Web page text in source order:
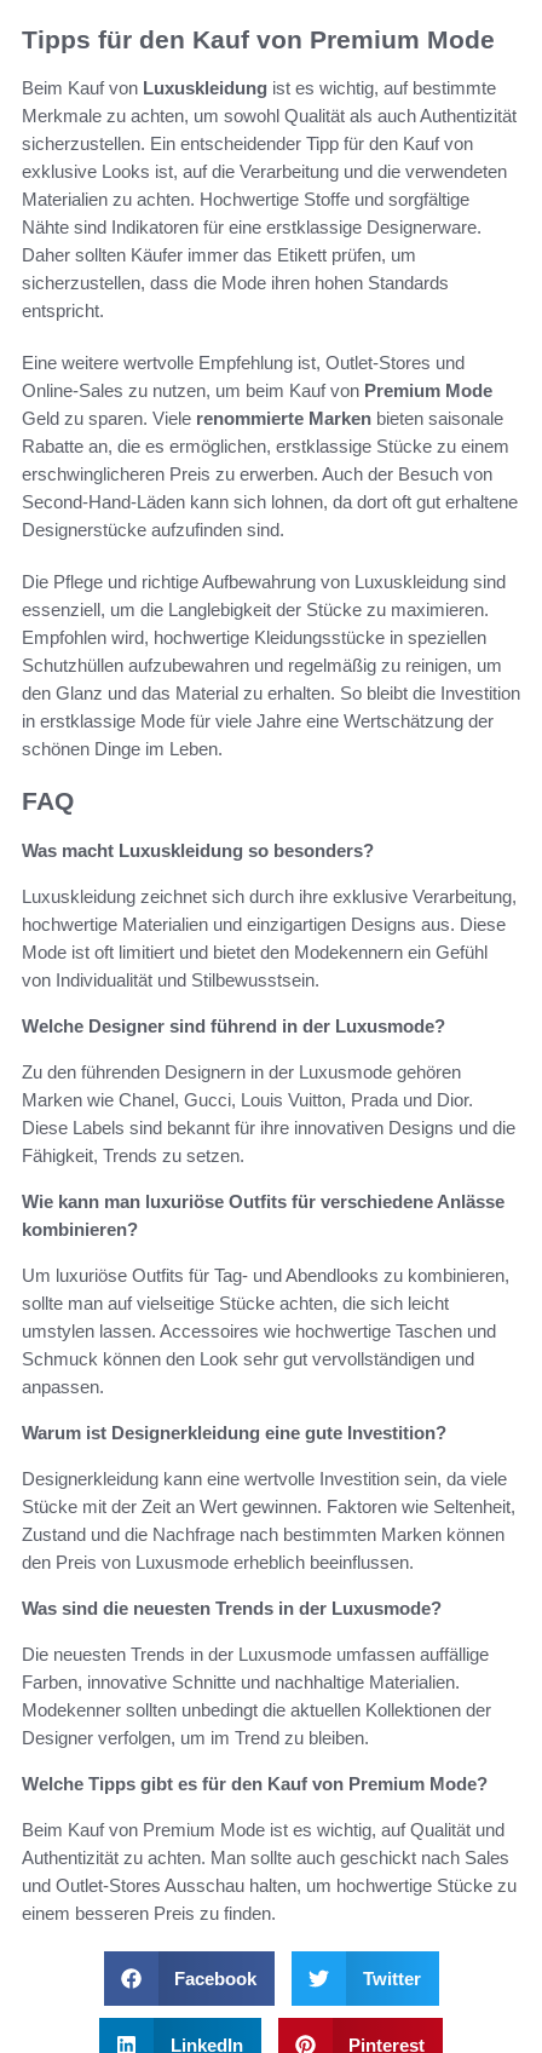
Tipps für den Kauf von Premium Mode
Beim Kauf von Luxuskleidung ist es wichtig, auf bestimmte
Merkmale zu achten, um sowohl Qualität als auch Authentizität
sicherzustellen. Ein entscheidender Tipp für den Kauf von
exklusive Looks ist, auf die Verarbeitung und die verwendeten
Materialien zu achten. Hochwertige Stoffe und sorgfältige
Nähte sind Indikatoren für eine erstklassige Designerware.
Daher sollten Käufer immer das Etikett prüfen, um
sicherzustellen, dass die Mode ihren hohen Standards
entspricht.
Eine weitere wertvolle Empfehlung ist, Outlet-Stores und
Online-Sales zu nutzen, um beim Kauf von Premium Mode
Geld zu sparen. Viele renommierte Marken bieten saisonale
Rabatte an, die es ermöglichen, erstklassige Stücke zu einem
erschwinglicheren Preis zu erwerben. Auch der Besuch von
Second-Hand-Läden kann sich lohnen, da dort oft gut erhaltene
Designerstücke aufzufinden sind.
Die Pflege und richtige Aufbewahrung von Luxuskleidung sind
essenziell, um die Langlebigkeit der Stücke zu maximieren.
Empfohlen wird, hochwertige Kleidungsstücke in speziellen
Schutzhüllen aufzubewahren und regelmäßig zu reinigen, um
den Glanz und das Material zu erhalten. So bleibt die Investition
in erstklassige Mode für viele Jahre eine Wertschätzung der
schönen Dinge im Leben.
FAQ
Was macht Luxuskleidung so besonders?
Luxuskleidung zeichnet sich durch ihre exklusive Verarbeitung,
hochwertige Materialien und einzigartigen Designs aus. Diese
Mode ist oft limitiert und bietet den Modekennern ein Gefühl
von Individualität und Stilbewusstsein.
Welche Designer sind führend in der Luxusmode?
Zu den führenden Designern in der Luxusmode gehören
Marken wie Chanel, Gucci, Louis Vuitton, Prada und Dior.
Diese Labels sind bekannt für ihre innovativen Designs und die
Fähigkeit, Trends zu setzen.
Wie kann man luxuriöse Outfits für verschiedene Anlässe
kombinieren?
Um luxuriöse Outfits für Tag- und Abendlooks zu kombinieren,
sollte man auf vielseitige Stücke achten, die sich leicht
umstylen lassen. Accessoires wie hochwertige Taschen und
Schmuck können den Look sehr gut vervollständigen und
anpassen.
Warum ist Designerkleidung eine gute Investition?
Designerkleidung kann eine wertvolle Investition sein, da viele
Stücke mit der Zeit an Wert gewinnen. Faktoren wie Seltenheit,
Zustand und die Nachfrage nach bestimmten Marken können
den Preis von Luxusmode erheblich beeinflussen.
Was sind die neuesten Trends in der Luxusmode?
Die neuesten Trends in der Luxusmode umfassen auffällige
Farben, innovative Schnitte und nachhaltige Materialien.
Modekenner sollten unbedingt die aktuellen Kollektionen der
Designer verfolgen, um im Trend zu bleiben.
Welche Tipps gibt es für den Kauf von Premium Mode?
Beim Kauf von Premium Mode ist es wichtig, auf Qualität und
Authentizität zu achten. Man sollte auch geschickt nach Sales
und Outlet-Stores Ausschau halten, um hochwertige Stücke zu
einem besseren Preis zu finden.
Facebook Twitter
LinkedIn Pinterest